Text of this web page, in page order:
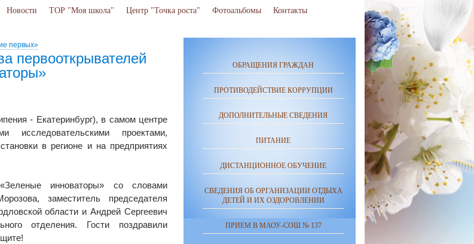
первых»
первооткрывателей
- Екатеринбург), в самом центре
проектами,
в регионе и на предприятиях
инноваторы» со словами
заместитель председателя
области и Андрей Сергеевич
отделения. Гости поздравили
ОБРАЩЕНИЯ ГРАЖДАН
ПРОТИВОДЕЙСТВИЕ КОРРУПЦИИ
ДОПОЛНИТЕЛЬНЫЕ СВЕДЕНИЯ
ПИТАНИЕ
ДИСТАНЦИОННОЕ ОБУЧЕНИЕ
СВЕДЕНИЯ ОБ ОРГАНИЗАЦИИ ОТДЫХА
ДЕТЕЙ И ИХ ОЗДОРОВЛЕНИИ
ПРИЕМ В МАОУ-СОШ № 137
Новости ТОР "Моя школа" Центр "Точка роста" Фотоальбомы Контакты